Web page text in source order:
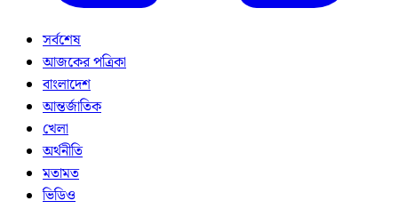
সর্বশেষ
আজকের পত্রিকা
বাংলাদেশ
আন্তর্জাতিক
খেলা
অর্থনীতি
মতামত
ভিডিও